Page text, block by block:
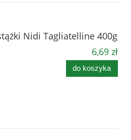
Nidi Tagliatelline 400g
6,69 zł
do koszyka